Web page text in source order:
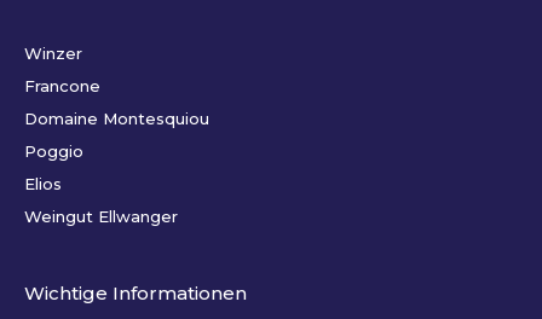
Winzer
Francone
Domaine Montesquiou
Poggio
Elios
Weingut Ellwanger
Wichtige Informationen